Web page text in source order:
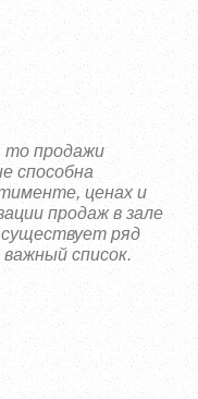
то продажи
способна
ценах и
продаж в зале
ряд
список.